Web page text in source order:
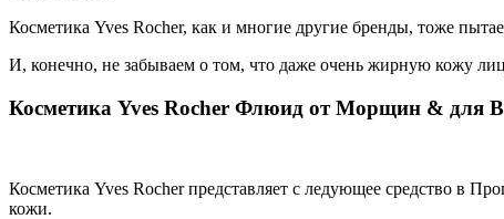
Косметика Yves Rocher, как и многие другие бренды, тоже
И, конечно, не забываем о том, что даже очень жирную кожу
Косметика Yves Rocher Флюид от Морщин & для
Косметика Yves Rocher представляет с ледующее средство в
кожи.